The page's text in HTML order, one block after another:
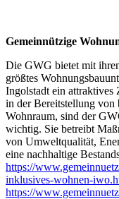
Gemeinnützige
Die GWG bietet mit
größtes
Ingolstadt ein attraktives
in der Bereitstellung von
Wohnraum, sind der
wichtig. Sie betreibt
von Umweltqualität,
eine nachhaltige
https://
inklusives-wohnen-
https://